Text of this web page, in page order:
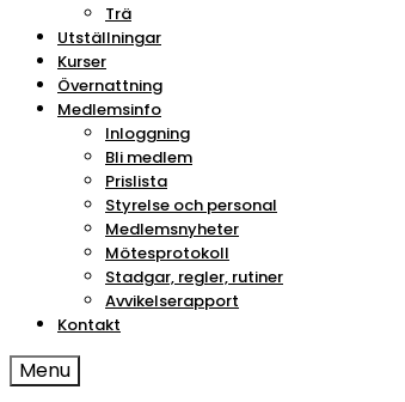
Trä
Utställningar
Kurser
Övernattning
Medlemsinfo
Inloggning
Bli medlem
Prislista
Styrelse och personal
Medlemsnyheter
Mötesprotokoll
Stadgar, regler, rutiner
Avvikelserapport
Kontakt
Menu